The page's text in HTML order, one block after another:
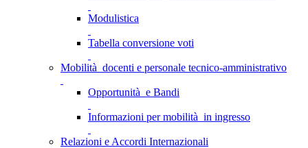
Modulistica
Tabella conversione voti
Mobilità docenti e personale tecnico-amministrativo
Opportunità e Bandi
Informazioni per mobilità in ingresso
Relazioni e Accordi Internazionali